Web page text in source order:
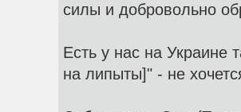
силы и добровольно
Есть у нас на Украине
на липыты]" - не